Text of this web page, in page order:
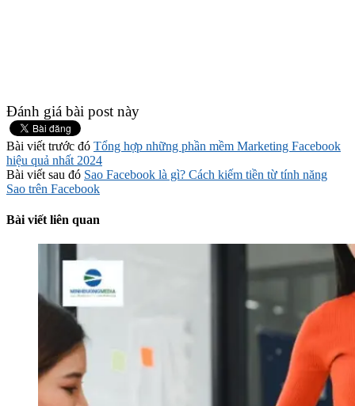
Đánh giá bài post này
Bài viết trước đó Tổng hợp những phần mềm Marketing Facebook
hiệu quả nhất 2024
Bài viết sau đó Sao Facebook là gì? Cách kiếm tiền từ tính năng
Sao trên Facebook
Bài viết liên quan